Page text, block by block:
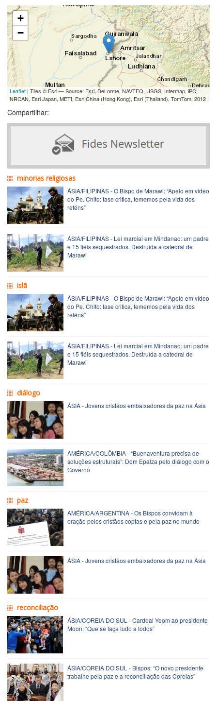
+
−
Leaflet | Tiles © Esri — Source: Esri, DeLorme, NAVTEQ, USGS, Intermap, iPC,
NRCAN, Esri Japan, METI, Esri China (Hong Kong), Esri (Thailand), TomTom, 2012
Compartilhar:
minorias religiosas
ÁSIA/FILIPINAS - O Bispo de Marawi: “Apelo em vídeo
do Pe. Chito: fase critica, tememos pela vida dos
reféns”
ÁSIA/FILIPINAS - Lei marcial em Mindanao: um padre
e 15 fiéis sequestrados. Destruída a catedral de
Marawi
islã
ÁSIA/FILIPINAS - O Bispo de Marawi: “Apelo em vídeo
do Pe. Chito: fase critica, tememos pela vida dos
reféns”
ÁSIA/FILIPINAS - Lei marcial em Mindanao: um padre
e 15 fiéis sequestrados. Destruída a catedral de
Marawi
diálogo
ÁSIA - Jovens cristãos embaixadores da paz na Ásia
AMÉRICA/COLÔMBIA - “Buenaventura precisa de
soluções estruturais”: Dom Epalza pelo diálogo com o
Governo
paz
AMÉRICA/ARGENTINA - Os Bispos convidam à
oração pelos cristãos coptas e pela paz no mundo
ÁSIA - Jovens cristãos embaixadores da paz na Ásia
reconciliação
ÁSIA/COREIA DO SUL - Cardeal Yeom ao presidente
Moon: “Que se faça tudo a todos” 
ÁSIA/COREIA DO SUL - Bispos: “O novo presidente
trabalhe pela paz e a reconciliação das Coreias”